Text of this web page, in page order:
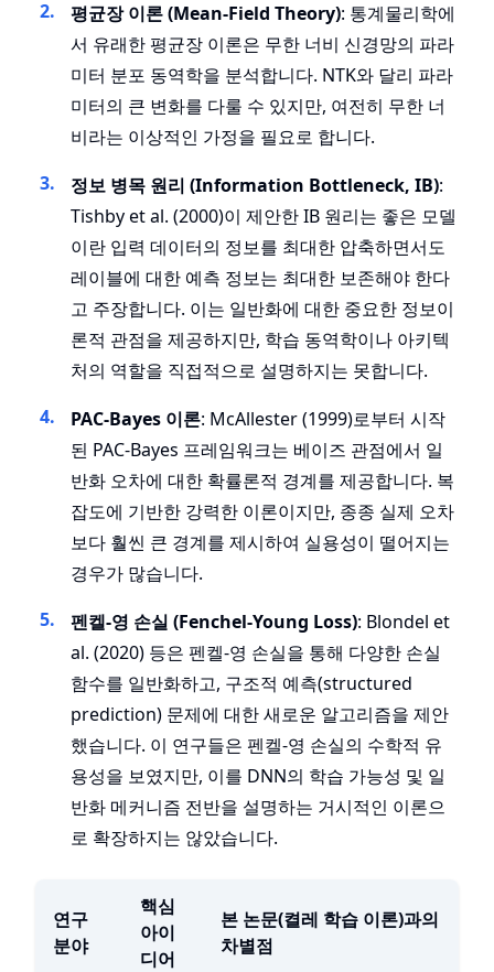
평균장 이론 (Mean-Field Theory): 통계물리학에
서 유래한 평균장 이론은 무한 너비 신경망의 파라
미터 분포 동역학을 분석합니다. NTK와 달리 파라
미터의 큰 변화를 다룰 수 있지만, 여전히 무한 너
비라는 이상적인 가정을 필요로 합니다.
정보 병목 원리 (Information Bottleneck, IB):
Tishby et al. (2000)이 제안한 IB 원리는 좋은 모델
이란 입력 데이터의 정보를 최대한 압축하면서도
레이블에 대한 예측 정보는 최대한 보존해야 한다
고 주장합니다. 이는 일반화에 대한 중요한 정보이
론적 관점을 제공하지만, 학습 동역학이나 아키텍
처의 역할을 직접적으로 설명하지는 못합니다.
PAC-Bayes 이론: McAllester (1999)로부터 시작
된 PAC-Bayes 프레임워크는 베이즈 관점에서 일
반화 오차에 대한 확률론적 경계를 제공합니다. 복
잡도에 기반한 강력한 이론이지만, 종종 실제 오차
보다 훨씬 큰 경계를 제시하여 실용성이 떨어지는
경우가 많습니다.
펜켈-영 손실 (Fenchel-Young Loss): Blondel et
al. (2020) 등은 펜켈-영 손실을 통해 다양한 손실
함수를 일반화하고, 구조적 예측(structured
prediction) 문제에 대한 새로운 알고리즘을 제안
했습니다. 이 연구들은 펜켈-영 손실의 수학적 유
용성을 보였지만, 이를 DNN의 학습 가능성 및 일
반화 메커니즘 전반을 설명하는 거시적인 이론으
로 확장하지는 않았습니다.
연구
분야
핵심
아이
디어
본 논문(켤레 학습 이론)과의
차별점